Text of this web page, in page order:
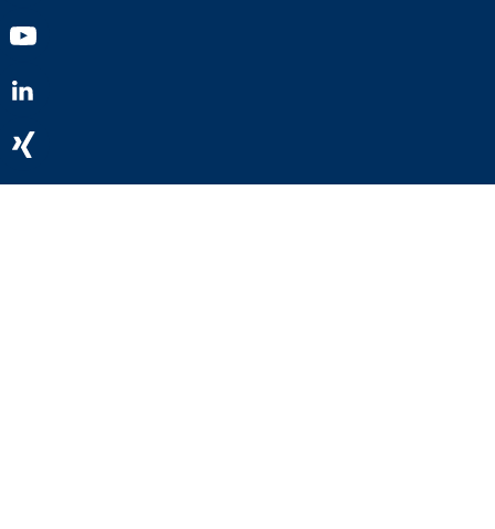
Youtube